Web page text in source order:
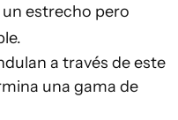
estrecho pero
a través de este
una gama de